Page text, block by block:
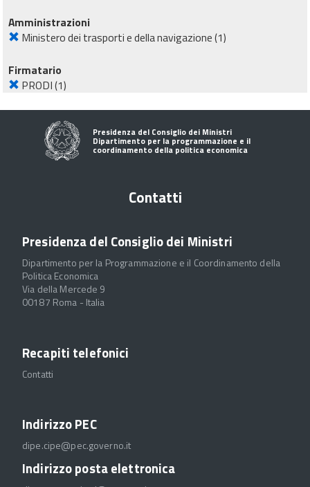
Amministrazioni
Ministero dei trasporti e della navigazione(1)
Firmatario
PRODI(1)
Presidenza del Consiglio dei Ministri
Dipartimento per la programmazione e il
coordinamento della politica economica
Contatti
Presidenza del Consiglio dei Ministri
Dipartimento per la Programmazione e il Coordinamento della
Politica Economica
Via della Mercede 9
00187 Roma - Italia
Recapiti telefonici
Contatti
Indirizzo PEC
dipe.cipe@pec.governo.it
Indirizzo posta elettronica